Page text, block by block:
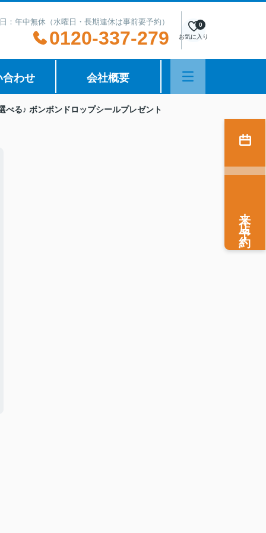
年中無休（水曜日・長期連休は事前要予約）
0120-337-279 お気に入り
0
合わせ 会社概要
べる♪ ボンボンドロップシールプレゼント
来店予約